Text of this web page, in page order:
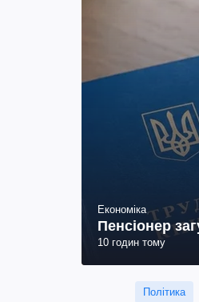
Економіка
Пенсіонер
10 годин тому
Політика